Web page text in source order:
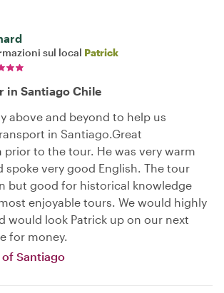
sul local Patrick
in Santiago Chile
above and beyond to help us
in Santiago.Great
to the tour. He was very warm
spoke very good English. The tour
but good for historical knowledge
enjoyable tours. We would highly
would look Patrick up on our next
for money.
of Santiago